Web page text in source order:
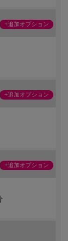
+追加オプション
+追加オプション
+追加オプション